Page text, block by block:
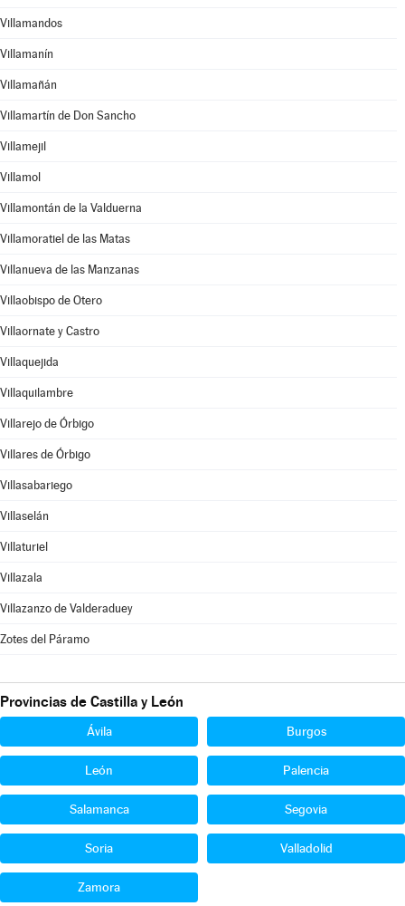
Villamandos
Villamanín
Villamañán
Villamartín de Don Sancho
Villamejil
Villamol
Villamontán de la Valduerna
Villamoratiel de las Matas
Villanueva de las Manzanas
Villaobispo de Otero
Villaornate y Castro
Villaquejida
Villaquilambre
Villarejo de Órbigo
Villares de Órbigo
Villasabariego
Villaselán
Villaturiel
Villazala
Villazanzo de Valderaduey
Zotes del Páramo
Provincias de Castilla y León
Ávila Burgos
León Palencia
Salamanca Segovia
Soria Valladolid
Zamora